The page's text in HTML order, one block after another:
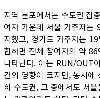
지역 분포에서는 수도권 집
여자 가운데 서울 거주자는
지했고, 경기도 거주자는
합하면 전체 참여자의 약
나타난다. 이는 RUN/OUT
건의 영향이 크지만, 동시에
히 수도권, 그 중에서도 서